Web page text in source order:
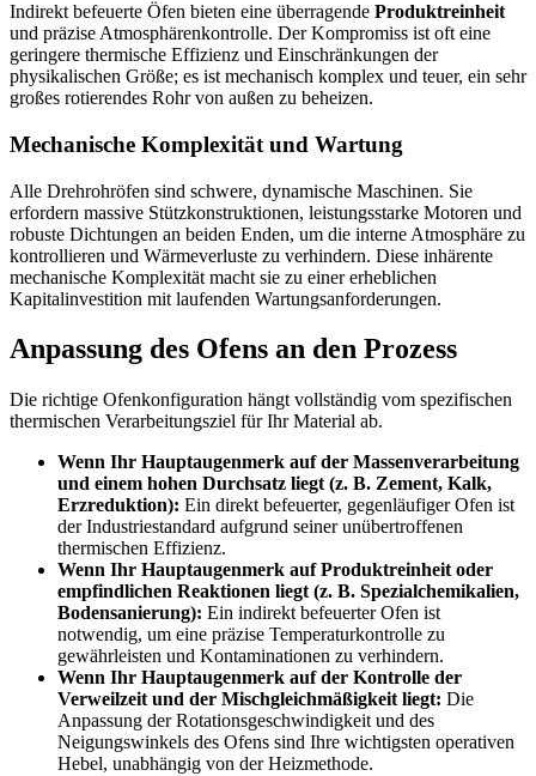
Indirekt befeuerte Öfen bieten eine überragende Produktreinheit
und präzise Atmosphärenkontrolle. Der Kompromiss ist oft eine
geringere thermische Effizienz und Einschränkungen der
physikalischen Größe; es ist mechanisch komplex und teuer, ein sehr
großes rotierendes Rohr von außen zu beheizen.
Mechanische Komplexität und Wartung
Alle Drehrohröfen sind schwere, dynamische Maschinen. Sie
erfordern massive Stützkonstruktionen, leistungsstarke Motoren und
robuste Dichtungen an beiden Enden, um die interne Atmosphäre zu
kontrollieren und Wärmeverluste zu verhindern. Diese inhärente
mechanische Komplexität macht sie zu einer erheblichen
Kapitalinvestition mit laufenden Wartungsanforderungen.
Anpassung des Ofens an den Prozess
Die richtige Ofenkonfiguration hängt vollständig vom spezifischen
thermischen Verarbeitungsziel für Ihr Material ab.
Wenn Ihr Hauptaugenmerk auf der Massenverarbeitung
und einem hohen Durchsatz liegt (z. B. Zement, Kalk,
Erzreduktion): Ein direkt befeuerter, gegenläufiger Ofen ist
der Industriestandard aufgrund seiner unübertroffenen
thermischen Effizienz.
Wenn Ihr Hauptaugenmerk auf Produktreinheit oder
empfindlichen Reaktionen liegt (z. B. Spezialchemikalien,
Bodensanierung): Ein indirekt befeuerter Ofen ist
notwendig, um eine präzise Temperaturkontrolle zu
gewährleisten und Kontaminationen zu verhindern.
Wenn Ihr Hauptaugenmerk auf der Kontrolle der
Verweilzeit und der Mischgleichmäßigkeit liegt: Die
Anpassung der Rotationsgeschwindigkeit und des
Neigungswinkels des Ofens sind Ihre wichtigsten operativen
Hebel, unabhängig von der Heizmethode.